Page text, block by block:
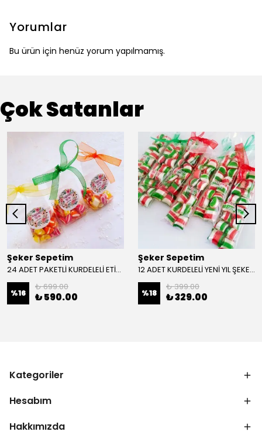
Yorumlar
Bu ürün için henüz yorum yapılmamış.
Çok Satanlar
Şeker Sepetim
24 ADET PAKETLİ KURDELELİ ETİKETLİ AKİDE BEBEK ŞEKERİ 30 gr
%16
₺ 699.00
₺ 590.00
Şeker Sepetim
12 ADET KURDELELİ YENİ YIL ŞEKERİ YY42
%18
₺ 399.00
₺ 329.00
Kategoriler
Hesabım
Hakkımızda